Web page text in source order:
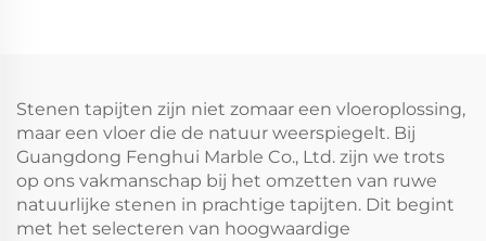
Stenen tapijten zijn niet zomaar een vloeroplossing,
maar een vloer die de natuur weerspiegelt. Bij
Guangdong Fenghui Marble Co., Ltd. zijn we trots
op ons vakmanschap bij het omzetten van ruwe
natuurlijke stenen in prachtige tapijten. Dit begint
met het selecteren van hoogwaardige